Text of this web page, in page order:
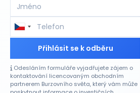
Přihlásit se k odběru
Odesláním formuláře vyjadřujete zájem o
kontaktování licencovaným obchodním
partnerem Burzovního světa, který vám může